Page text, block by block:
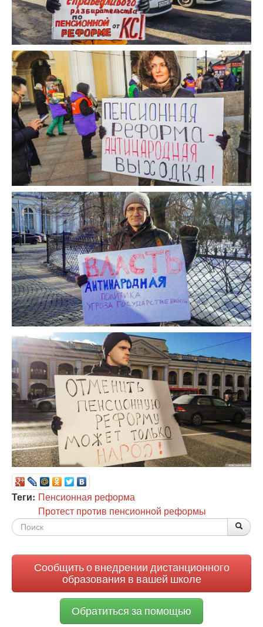
Теги: Пенсионная реформа
Протест против пенсионной реформы
Форма
Сообщить о внедрении дистанционного
образования в вашей школе
Обратиться за помощью